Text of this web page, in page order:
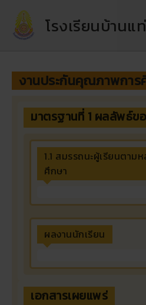
content
โรงเรียนบ้านแ
งานประกันคุณภาพการ
มาตรฐานที่ 1 ผลลัพธ์ข
1.1 สมรรถนะผู้เรียนตาม
ศึกษา
ผลงานนักเรียน
เอกสารเผยแพร่